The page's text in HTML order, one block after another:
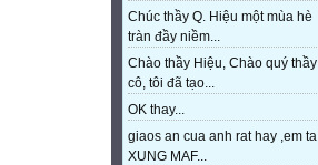
Chúc thầy Q. Hiệu một mùa hè
tràn đầy niềm...
Chào thầy Hiệu, Chào quý thầy
cô, tôi đã tạo...
OK thay...
giaos an cua anh rat hay ,em taI
XUNG MAF...